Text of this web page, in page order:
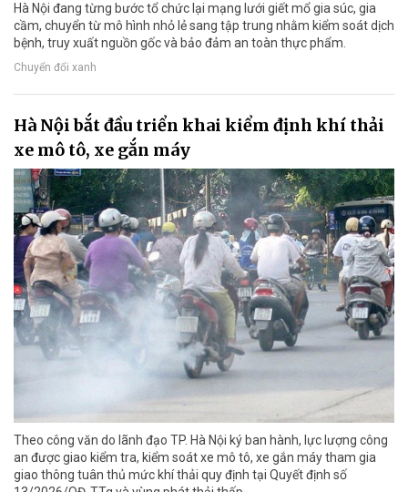
Hà Nội đang từng bước tổ chức lại mạng lưới giết mổ gia súc, gia
cầm, chuyển từ mô hình nhỏ lẻ sang tập trung nhằm kiểm soát dịch
bệnh, truy xuất nguồn gốc và bảo đảm an toàn thực phẩm.
Chuyển đổi xanh
Hà Nội bắt đầu triển khai kiểm định khí thải
xe mô tô, xe gắn máy
Theo công văn do lãnh đạo TP. Hà Nội ký ban hành, lực lượng công
an được giao kiểm tra, kiểm soát xe mô tô, xe gắn máy tham gia
giao thông tuân thủ mức khí thải quy định tại Quyết định số